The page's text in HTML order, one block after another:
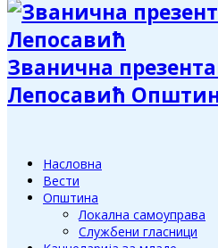
Званична
Лепосавић
Насловна
Вести
Општина
Локална самоуправа
Службени гласници